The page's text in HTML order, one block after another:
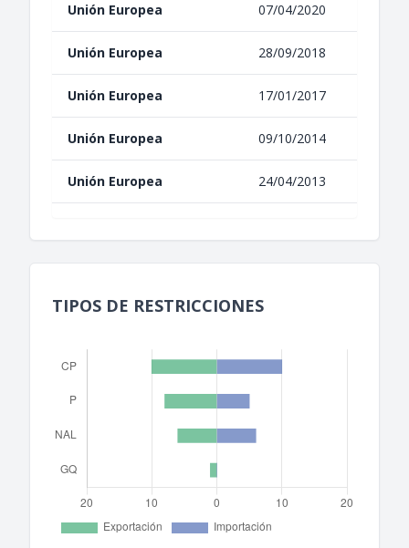
Unión Europea 07/04/2020
Unión Europea 28/09/2018
Unión Europea 17/01/2017
Unión Europea 09/10/2014
Unión Europea 24/04/2013
TIPOS DE RESTRICCIONES